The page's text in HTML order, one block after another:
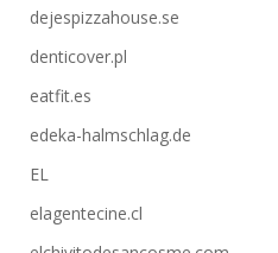
dejespizzahouse.se
denticover.pl
eatfit.es
edeka-halmschlag.de
EL
elagentecine.cl